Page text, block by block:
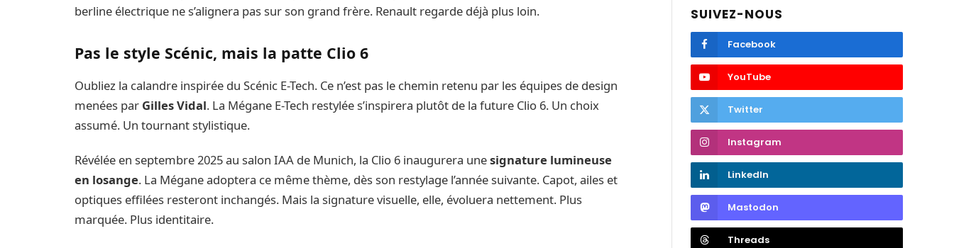
berline électrique ne s’alignera pas sur son grand frère. Renault regarde déjà plus loin.
Pas le style Scénic, mais la patte Clio 6
Oubliez la calandre inspirée du Scénic E-Tech. Ce n’est pas le chemin retenu par les équipes de design
menées par Gilles Vidal. La Mégane E-Tech restylée s’inspirera plutôt de la future Clio 6. Un choix
assumé. Un tournant stylistique.
Révélée en septembre 2025 au salon IAA de Munich, la Clio 6 inaugurera unesignature lumineuse
en losange. La Mégane adoptera ce même thème, dès son restylage l’année suivante. Capot, ailes et
optiques effilées resteront inchangés. Mais la signature visuelle, elle, évoluera nettement. Plus
marquée. Plus identitaire.
SUIVEZ-NOUS
Facebook
YouTube
Twitter
Instagram
LinkedIn
Mastodon
Threads